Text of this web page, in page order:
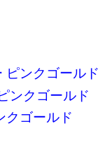
ピンクゴールド
ンクゴールド
クゴールド